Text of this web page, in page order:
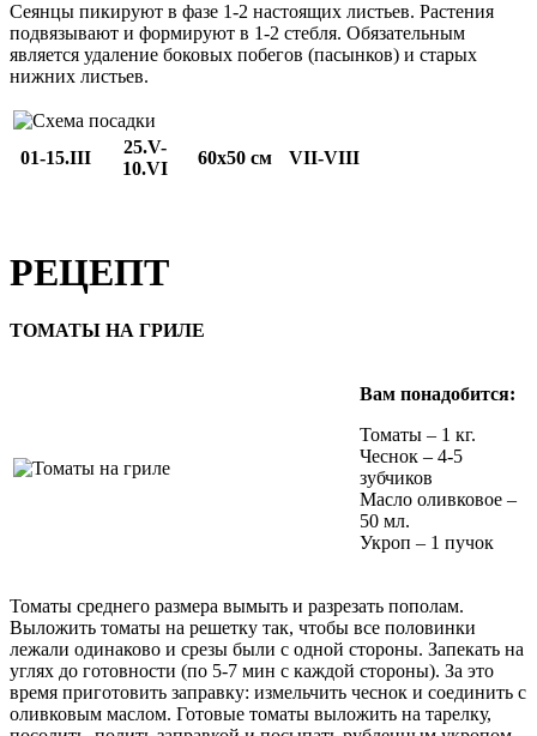
Сеянцы пикируют в фазе 1-2 настоящих листьев. Растения
подвязывают и формируют в 1-2 стебля. Обязательным
является удаление боковых побегов (пасынков) и старых
нижних листьев.
01-15.III
25.V-
10.VI
60х50 см VII-VIII
РЕЦЕПТ
ТОМАТЫ НА ГРИЛЕ
Вам понадобится:
Томаты – 1 кг.
Чеснок – 4-5
зубчиков
Масло оливковое –
50 мл.
Укроп – 1 пучок
Томаты среднего размера вымыть и разрезать пополам.
Выложить томаты на решетку так, чтобы все половинки
лежали одинаково и срезы были с одной стороны. Запекать на
углях до готовности (по 5-7 мин с каждой стороны). За это
время приготовить заправку: измельчить чеснок и соединить с
оливковым маслом. Готовые томаты выложить на тарелку,